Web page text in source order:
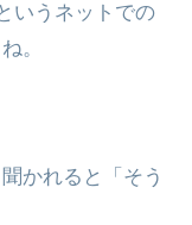
いうネットでの
。
かれると「そう